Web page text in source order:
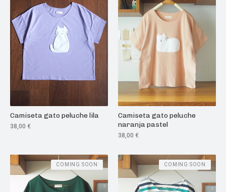
Camiseta gato peluche lila
38,00 €
Camiseta gato peluche
naranja pastel
38,00 €
COMING SOON COMING SOON